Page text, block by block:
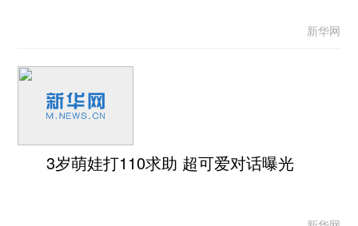
新华网
3岁萌娃打110求助 超可爱对话曝光